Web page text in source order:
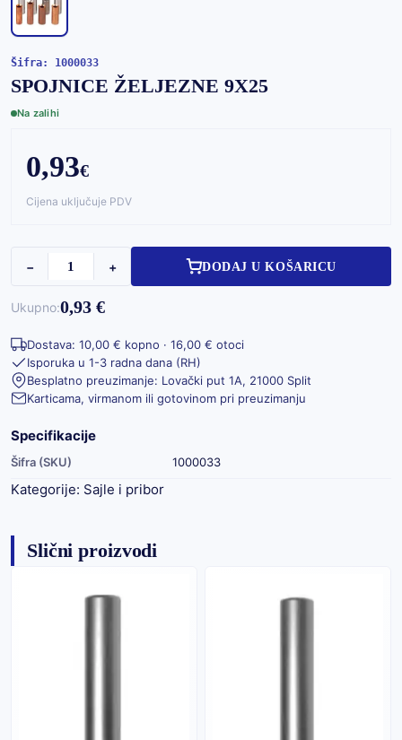
Šifra: 1000033
SPOJNICE ŽELJEZNE 9X25
Na zalihi
0,93€
Cijena uključuje PDV
− + DODAJ U KOŠARICU
Ukupno:0,93 €
Dostava: 10,00 € kopno · 16,00 € otoci
Isporuka u 1-3 radna dana (RH)
Besplatno preuzimanje: Lovački put 1A, 21000 Split
Karticama, virmanom ili gotovinom pri preuzimanju
Specifikacije
Šifra (SKU) 1000033
Kategorije: Sajle i pribor
Slični proizvodi